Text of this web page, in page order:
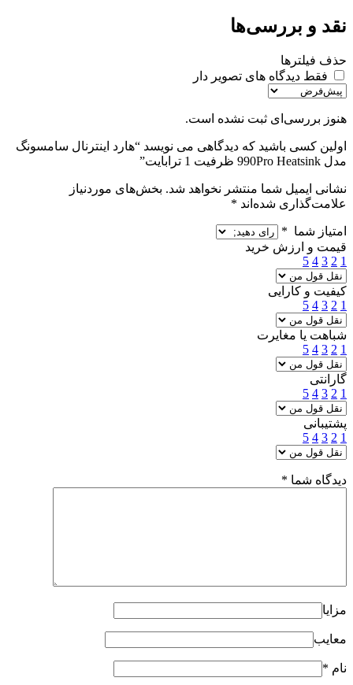
نقد و بررسی‌ها
حذف فیلترها
فقط دیدگاه های تصویر دار
هنوز بررسی‌ای ثبت نشده است.
اولین کسی باشید که دیدگاهی می نویسد “هارد اینترنال سامسونگ
مدل 990Pro Heatsink ظرفیت 1 ترابایت”
نشانی ایمیل شما منتشر نخواهد شد. بخش‌های موردنیاز
علامت‌گذاری شده‌اند *
امتیاز شما *
قیمت و ارزش خرید
1
2
3
4
5
کیفیت و کارایی
1
2
3
4
5
شباهت یا مغایرت
1
2
3
4
5
گارانتی
1
2
3
4
5
پشتیبانی
1
2
3
4
5
دیدگاه شما *
مزایا
معایب
نام *